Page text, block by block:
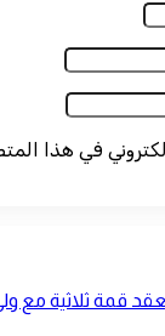
في هذا
قمة ثلاثية مع